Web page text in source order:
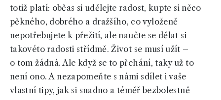
totiž platí: občas si udělejte radost, kupte si něco
pěkného, dobrého a dražšího, co vyloženě
nepotřebujete k přežití, ale naučte se dělat si
takovéto radosti střídmě. Život se musí užít –
o tom žádná. Ale když se to přehání, taky už to
není ono. A nezapomeňte s námi sdílet i vaše
vlastní tipy, jak si snadno a téměř bezbolestně